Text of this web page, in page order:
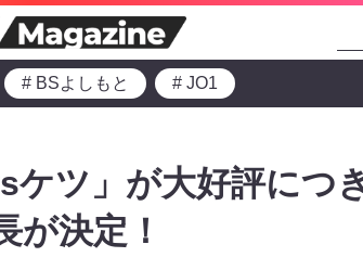
# BSよしもと # JO1
ツ」が大好評につ
が決定！